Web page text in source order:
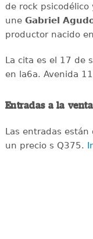
de rock psicodélico
une Gabriel
productor nacido
La cita es el 17 de
en la6a. Avenida
Entradas a la venta
Las entradas
un precio s Q375.